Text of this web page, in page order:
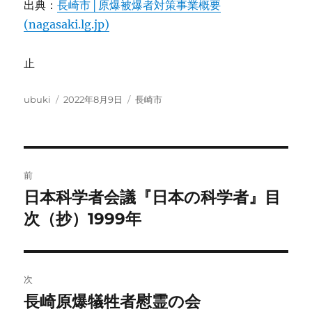
出典：長崎市│原爆被爆者対策事業概要
(nagasaki.lg.jp)
止
投
ubuki
投
2022年8月9日
カ
長崎市
稿
ナ
ビ
ゲ
ー
前
前
の
稿:
日本科学者会議『日本の科学者』目
次（抄）1999年
次
次
長崎原爆犠牲者慰霊の会